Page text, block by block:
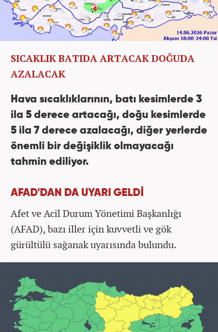
SICAKLIK BATIDA ARTACAK DOĞUDA
AZALACAK
Hava sıcaklıklarının, batı kesimlerde 3
ila 5 derece artacağı, doğu kesimlerde
5 ila 7 derece azalacağı, diğer yerlerde
önemli bir değişiklik olmayacağı
tahmin ediliyor.
AFAD'DAN DA UYARI GELDİ
Afet ve Acil Durum Yönetimi Başkanlığı
(AFAD), bazı iller için kuvvetli ve gök
gürültülü sağanak uyarısında bulundu.